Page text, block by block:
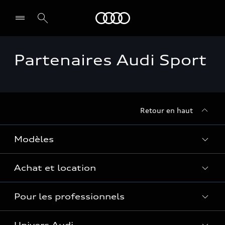
Select dealer
Partenaires Audi Sport
Retour en haut
Modèles
Voir les modèles
Achat et location
Réservation et option d'achat
Financer mon Audi
Pour les professionnels